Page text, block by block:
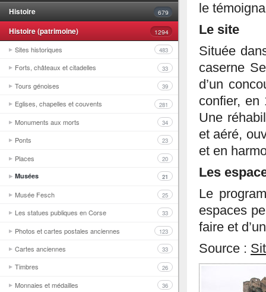
Histoire 679
Histoire (patrimoine) 1294
Sites historiques 483
Forts, châteaux et citadelles 33
Tours génoises 39
Eglises, chapelles et couvents 281
Monuments aux morts 34
Ponts 23
Places 20
Musées 21
Musée Fesch 25
Les statues publiques en Corse 33
Photos et cartes postales anciennes 123
Cartes anciennes 33
Timbres 26
Monnaies et médailles 36
le
Le site
Située
caserne
d’un
confier, en
Une
et aéré,
et en
Les
Le
espaces
faire et
Source :